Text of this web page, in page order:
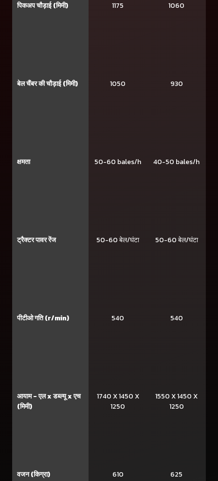
पिकअप चौड़ाई (मिमी)
बेल चैंबर की चौड़ाई (मिमी)
क्षमता
ट्रैक्टर पावर रेंज
पीटीओ गति (r/min)
आयाम - एल x डब्ल्यू x एच
(मिमी)
वजन (किग्रा)
1175
1050
50-60 bales/h
50-60 बेल/घंटा
540
1740 X 1450 X
1250
610
1060
930
40-50 bales/h
50-60 बेल/घंटा
540
1550 X 1450 X
1250
625